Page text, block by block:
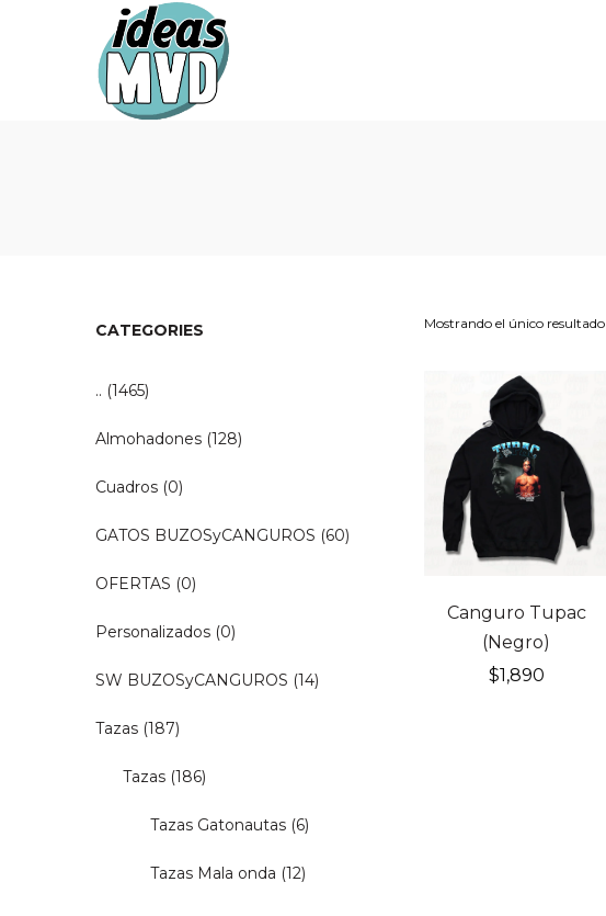
Ideas
Ideas
Mostrando el único resultado
Canguro Tupac
(Negro)
$1,890
CATEGORIES
.. (1465)
Almohadones (128)
Cuadros (0)
GATOS BUZOSyCANGUROS (60)
OFERTAS (0)
Personalizados (0)
SW BUZOSyCANGUROS (14)
Tazas (187)
Tazas (186)
Tazas Gatonautas (6)
Tazas Mala onda (12)